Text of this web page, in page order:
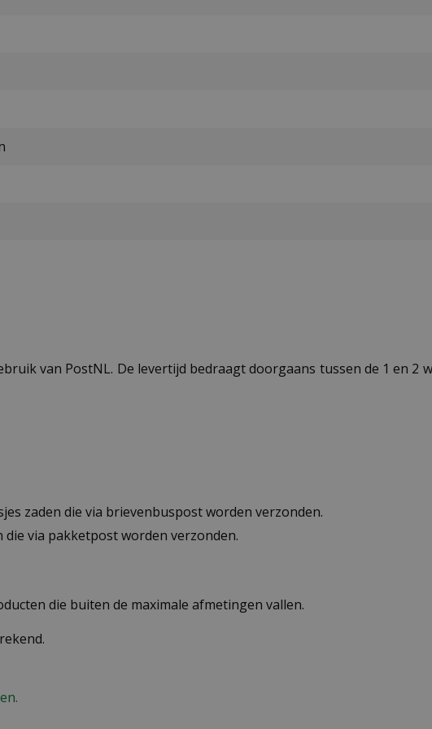
van PostNL. De levertijd bedraagt doorgaans tussen de 1 en 2
zaden die via brievenbuspost worden verzonden.
via pakketpost worden verzonden.
die buiten de maximale afmetingen vallen.